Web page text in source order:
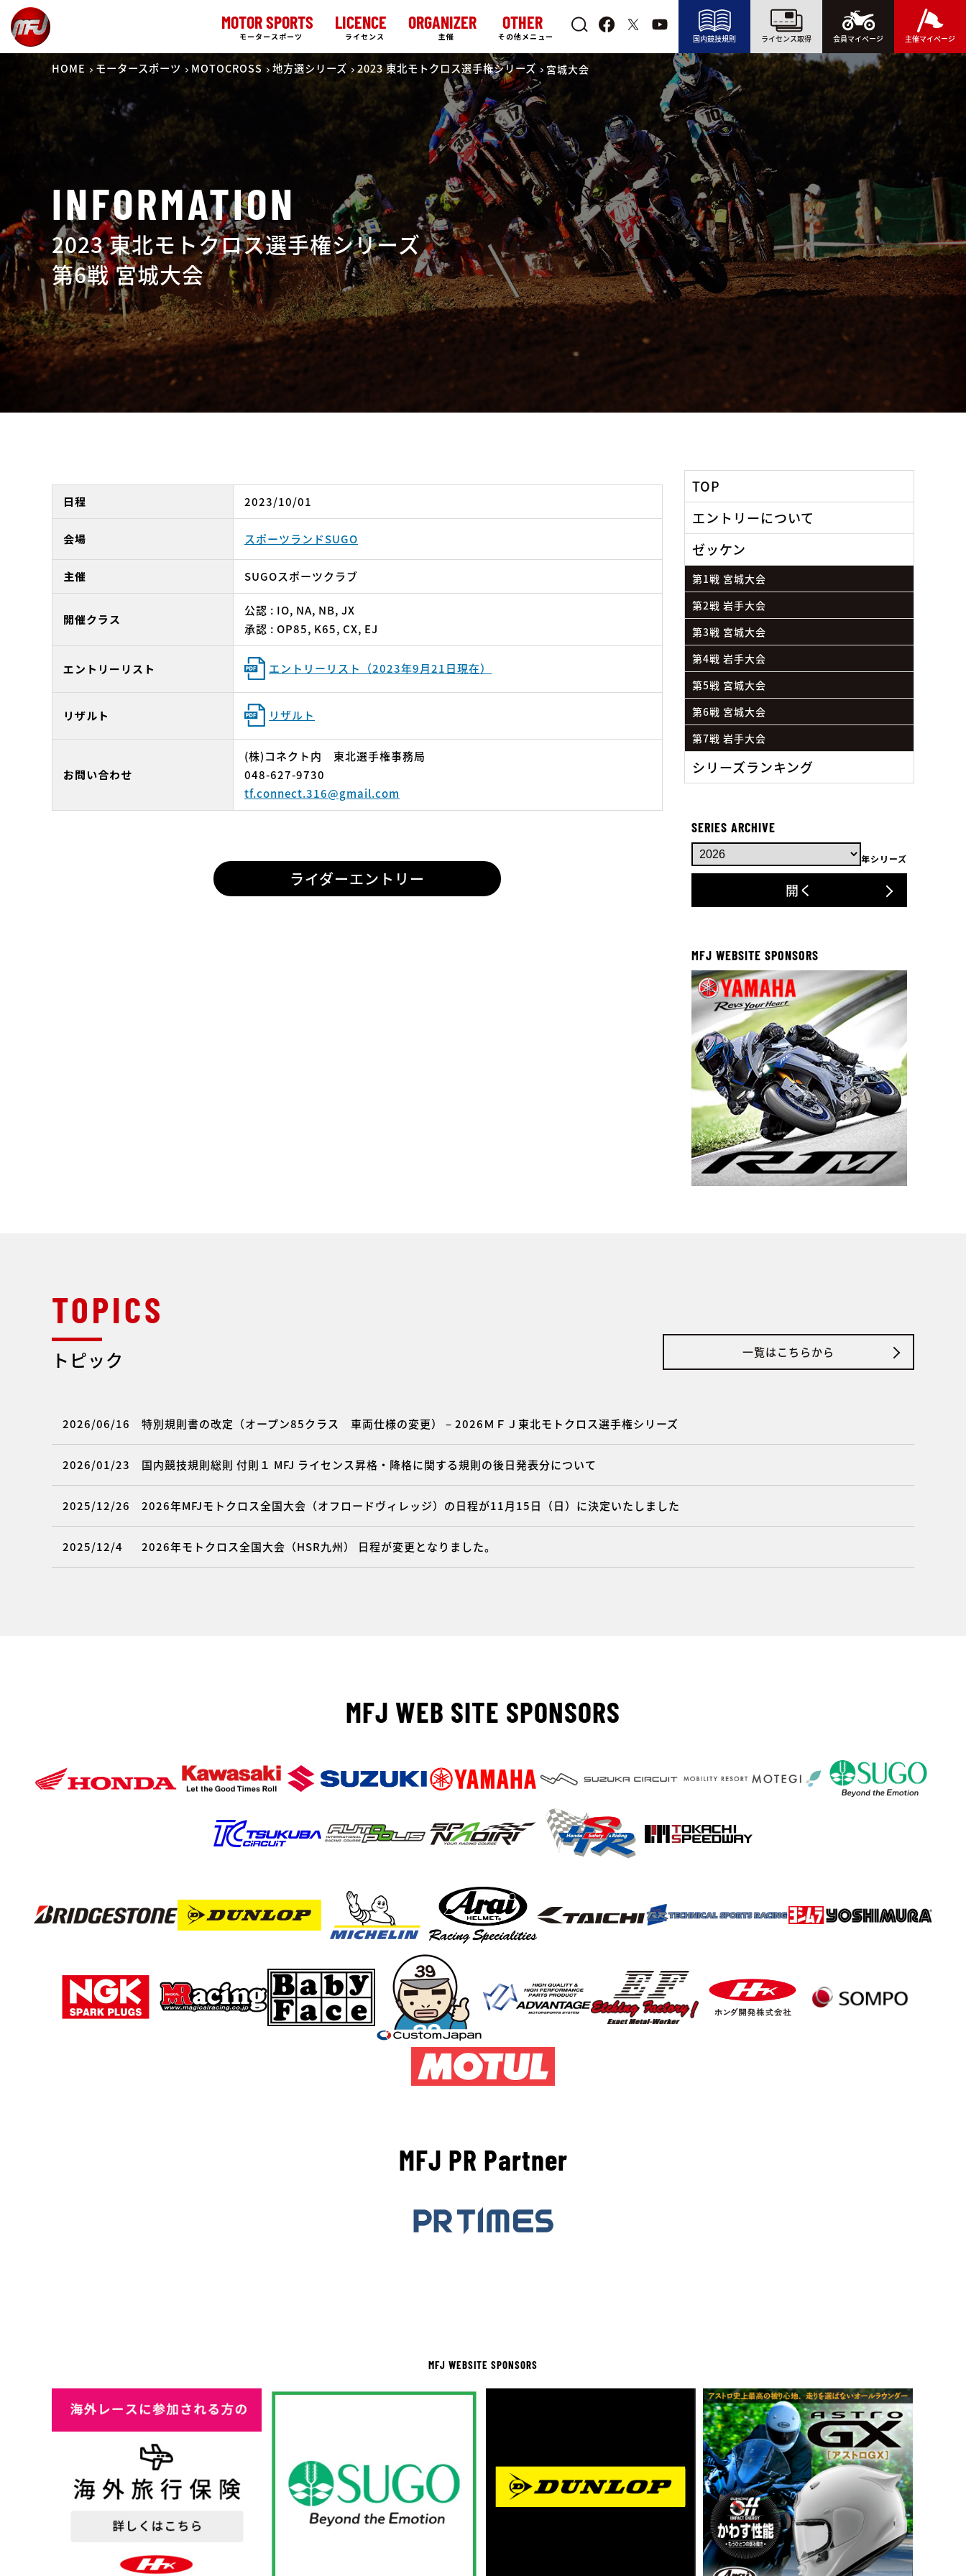
MOTOR SPORTS
モータースポーツ
LICENCE
ライセンス
ORGANIZER
主催
OTHER
その他メニュー 国内競技規則 ライセンス取得 会員マイページ 主催マイページ
HOME モータースポーツ MOTOCROSS 地方選シリーズ 2023 東北モトクロス選手権シリーズ 宮城大会
INFORMATION
2023 東北モトクロス選手権シリーズ
第6戦 宮城大会
日程 2023/10/01
会場 スポーツランドSUGO
主催 SUGOスポーツクラブ
開催クラス
公認 : IO, NA, NB, JX
承認 : OP85, K65, CX, EJ
エントリーリスト エントリーリスト（2023年9月21日現在）
リザルト リザルト
お問い合わせ
(株)コネクト内 東北選手権事務局
048-627-9730
tf.connect.316@gmail.com
ライダーエントリー
TOP
エントリーについて
ゼッケン
第1戦 宮城大会
第2戦 岩手大会
第3戦 宮城大会
第4戦 岩手大会
第5戦 宮城大会
第6戦 宮城大会
第7戦 岩手大会
シリーズランキング
SERIES ARCHIVE
年シリーズ
開く
MFJ WEBSITE SPONSORS
トピック
2026/06/16 特別規則書の改定（オープン85クラス 車両仕様の変更） – 2026ＭＦＪ東北モトクロス選手権シリーズ
2026/01/23 国内競技規則総則 付則１ MFJ ライセンス昇格・降格に関する規則の後日発表分について
2025/12/26 2026年MFJモトクロス全国大会（オフロードヴィレッジ）の日程が11月15日（日）に決定いたしました
2025/12/4 2026年モトクロス全国大会（HSR九州） 日程が変更となりました。
一覧はこちらから
MFJ WEB SITE SPONSORS
MFJ PR Partner
MFJ WEBSITE SPONSORS